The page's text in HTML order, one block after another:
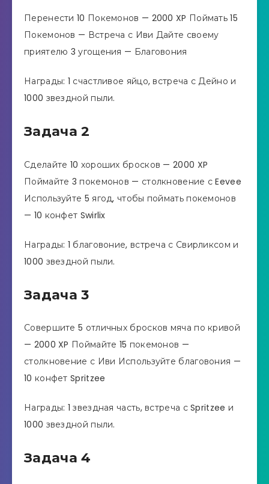
Перенести 10 Покемонов — 2000 XP Поймать 15
Покемонов — Встреча с Иви Дайте своему
приятелю 3 угощения — Благовония
Награды: 1 счастливое яйцо, встреча с Дейно и
1000 звездной пыли.
Задача 2
Сделайте 10 хороших бросков — 2000 XP
Поймайте 3 покемонов — столкновение с Eevee
Используйте 5 ягод, чтобы поймать покемонов
— 10 конфет Swirlix
Награды: 1 благовоние, встреча с Свирликсом и
1000 звездной пыли.
Задача 3
Совершите 5 отличных бросков мяча по кривой
— 2000 XP Поймайте 15 покемонов —
столкновение с Иви Используйте благовония —
10 конфет Spritzee
Награды: 1 звездная часть, встреча с Spritzee и
1000 звездной пыли.
Задача 4